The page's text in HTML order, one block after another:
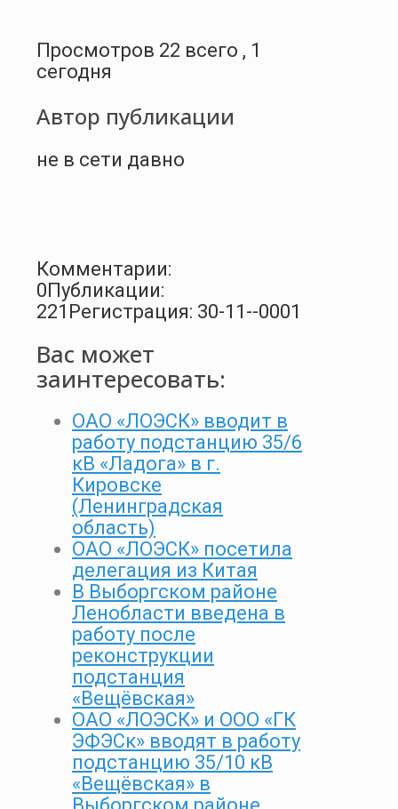
Просмотров 22 всего , 1
сегодня
Автор публикации
не в сети давно
Комментарии:
0Публикации:
221 Регистрация: 30-11--0001
Вас может
заинтересовать:
ОАО «ЛОЭСК» вводит в
работу подстанцию 35/6
кВ «Ладога» в г.
Кировске
(Ленинградская
область)
ОАО «ЛОЭСК» посетила
делегация из Китая
В Выборгском районе
Ленобласти введена в
работу после
реконструкции
подстанция
«Вещёвская»
ОАО «ЛОЭСК» и ООО «ГК
ЭФЭСк» вводят в работу
подстанцию 35/10 кВ
«Вещёвская» в